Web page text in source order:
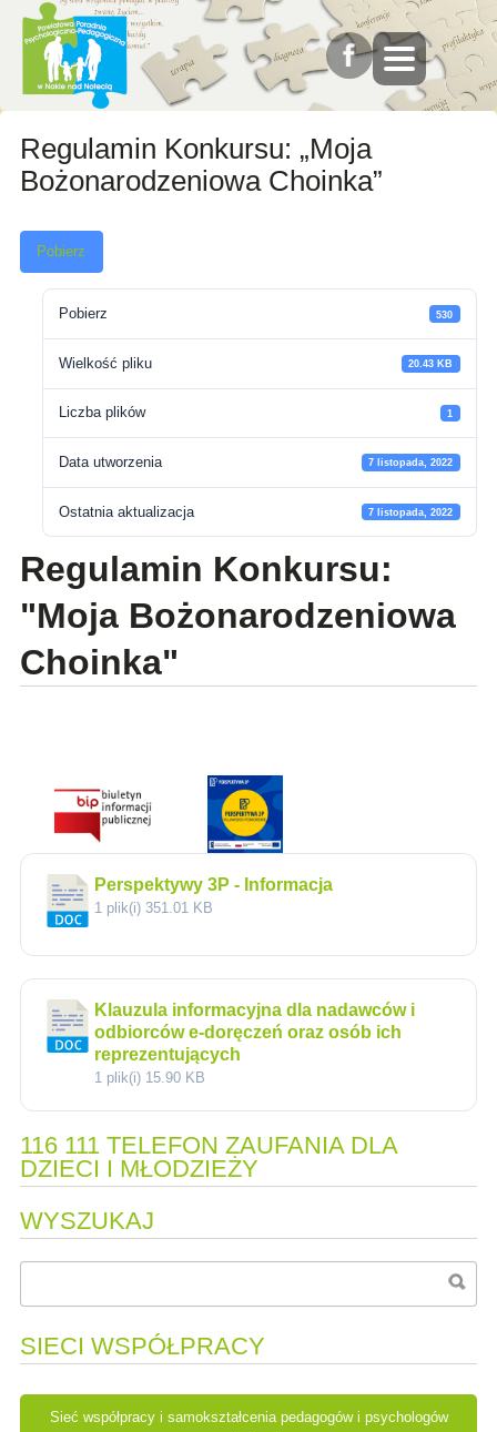
Regulamin Konkursu: „Moja
Bożonarodzeniowa Choinka”
Pobierz
Pobierz 530
Wielkość pliku 20.43 KB
Liczba plików 1
Data utworzenia 7 listopada, 2022
Ostatnia aktualizacja 7 listopada, 2022
Regulamin Konkursu:
"Moja Bożonarodzeniowa
Choinka"
Perspektywy 3P - Informacja
1 plik(i) 351.01 KB
Klauzula informacyjna dla nadawców i
odbiorców e-doręczeń oraz osób ich
reprezentujących
1 plik(i) 15.90 KB
116 111 TELEFON ZAUFANIA DLA
DZIECI I MŁODZIEŻY
WYSZUKAJ
SIECI WSPÓŁPRACY
Sieć współpracy i samokształcenia pedagogów i psychologów